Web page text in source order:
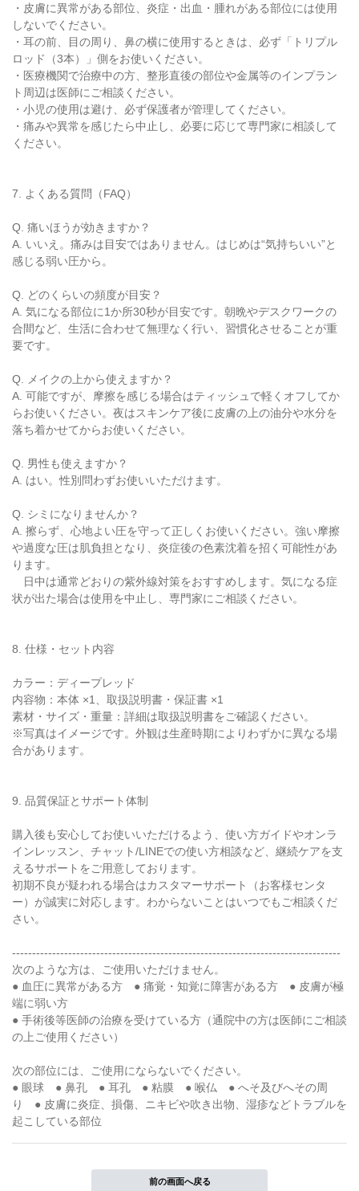
・皮膚に異常がある部位、炎症・出血・腫れがある部位には使用
しないでください。
・耳の前、目の周り、鼻の横に使用するときは、必ず「トリプル
ロッド（3本）」側をお使いください。
・医療機関で治療中の方、整形直後の部位や金属等のインプラン
ト周辺は医師にご相談ください。
・小児の使用は避け、必ず保護者が管理してください。
・痛みや異常を感じたら中止し、必要に応じて専門家に相談して
ください。
7. よくある質問（FAQ）
Q. 痛いほうが効きますか？
A. いいえ。痛みは目安ではありません。はじめは“気持ちいい”と
感じる弱い圧から。
Q. どのくらいの頻度が目安？
A. 気になる部位に1か所30秒が目安です。朝晩やデスクワークの
合間など、生活に合わせて無理なく行い、習慣化させることが重
要です。
Q. メイクの上から使えますか？
A. 可能ですが、摩擦を感じる場合はティッシュで軽くオフしてか
らお使いください。夜はスキンケア後に皮膚の上の油分や水分を
落ち着かせてからお使いください。
Q. 男性も使えますか？
A. はい。性別問わずお使いいただけます。
Q. シミになりませんか？
A. 擦らず、心地よい圧を守って正しくお使いください。強い摩擦
や過度な圧は肌負担となり、炎症後の色素沈着を招く可能性があ
ります。
日中は通常どおりの紫外線対策をおすすめします。気になる症
状が出た場合は使用を中止し、専門家にご相談ください。
8. 仕様・セット内容
カラー：ディープレッド
内容物：本体 ×1、取扱説明書・保証書 ×1
素材・サイズ・重量：詳細は取扱説明書をご確認ください。
※写真はイメージです。外観は生産時期によりわずかに異なる場
合があります。
9. 品質保証とサポート体制
購入後も安心してお使いいただけるよう、使い方ガイドやオンラ
インレッスン、チャット/LINEでの使い方相談など、継続ケアを支
えるサポートをご用意しております。
初期不良が疑われる場合はカスタマーサポート（お客様センタ
ー）が誠実に対応します。わからないことはいつでもご相談くだ
さい。
----------------------------------------------------------------------------------
次のような方は、ご使用いただけません。
● 血圧に異常がある方 ● 痛覚・知覚に障害がある方 ● 皮膚が極
端に弱い方
● 手術後等医師の治療を受けている方（通院中の方は医師にご相談
の上ご使用ください）
次の部位には、ご使用にならないでください。
● 眼球 ● 鼻孔 ● 耳孔 ● 粘膜 ● 喉仏 ● へそ及びへその周
り ● 皮膚に炎症、損傷、ニキビや吹き出物、湿疹などトラブルを
起こしている部位
前の画面へ戻る